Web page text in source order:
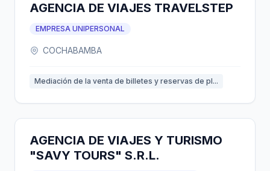
AGENCIA DE VIAJES TRAVELSTEP
EMPRESA UNIPERSONAL
COCHABAMBA
Mediación de la venta de billetes y reservas de pl...
AGENCIA DE VIAJES Y TURISMO
"SAVY TOURS" S.R.L.